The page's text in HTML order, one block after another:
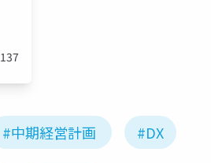
137
#中期経営計画 #DX